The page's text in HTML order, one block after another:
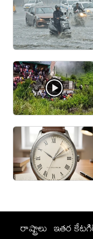
రాష్ట్రాలు ఇతర